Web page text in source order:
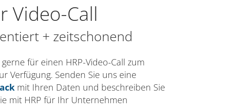
Video-Call
+ zeitschonend
für einen HRP-Video-Call zum
Verfügung. Senden Sie uns eine
mit Ihren Daten und beschreiben Sie
mit HRP für Ihr Unternehmen